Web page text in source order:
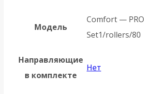
Модель
Comfort — PRO
Set1/rollers/80
Направляющие
в комплекте
Нет